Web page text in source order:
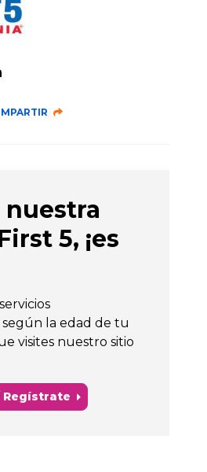
nuestra
5, ¡es
según la edad de tu
visites nuestro sitio
Regístrate